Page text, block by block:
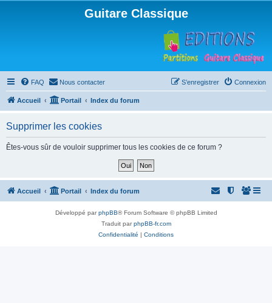
Guitare Classique
FAQ Nous contacter Connexion
S’enregistrer
Accueil Portail Index du forum
Supprimer les cookies
Êtes-vous sûr de vouloir supprimer tous les cookies de ce forum ?
Accueil Portail Index du forum
Développé parphpBB® Forum Software © phpBB Limited
Traduit parphpBB-fr.com
Confidentialité | Conditions